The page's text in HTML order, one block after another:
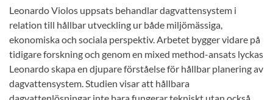
Leonardo Violos uppsats behandlar dagvattensystem i
relation till hållbar utveckling ur både miljömässiga,
ekonomiska och sociala perspektiv. Arbetet bygger vidare på
tidigare forskning och genom en mixed method-ansats lyckas
Leonardo skapa en djupare förståelse för hållbar planering av
dagvattensystem. Studien visar att hållbara